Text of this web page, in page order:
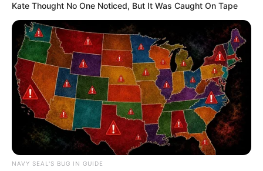
Kate Thought No One Noticed, But It Was Caught On Tape
NAVY SEAL'S BUG IN GUIDE